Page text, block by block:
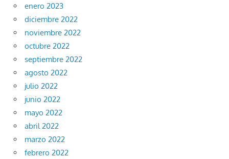
enero 2023
diciembre 2022
noviembre 2022
octubre 2022
septiembre 2022
agosto 2022
julio 2022
junio 2022
mayo 2022
abril 2022
marzo 2022
febrero 2022